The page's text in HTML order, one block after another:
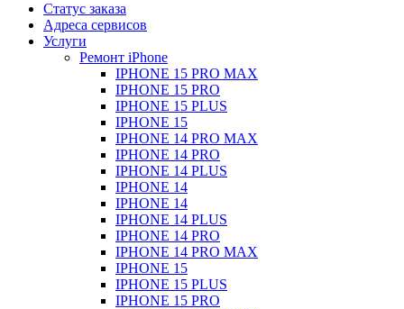
Статус заказа
Адреса сервисов
Услуги
Ремонт iPhone
IPHONE 15 PRO MAX
IPHONE 15 PRO
IPHONE 15 PLUS
IPHONE 15
IPHONE 14 PRO MAX
IPHONE 14 PRO
IPHONE 14 PLUS
IPHONE 14
IPHONE 14
IPHONE 14 PLUS
IPHONE 14 PRO
IPHONE 14 PRO MAX
IPHONE 15
IPHONE 15 PLUS
IPHONE 15 PRO